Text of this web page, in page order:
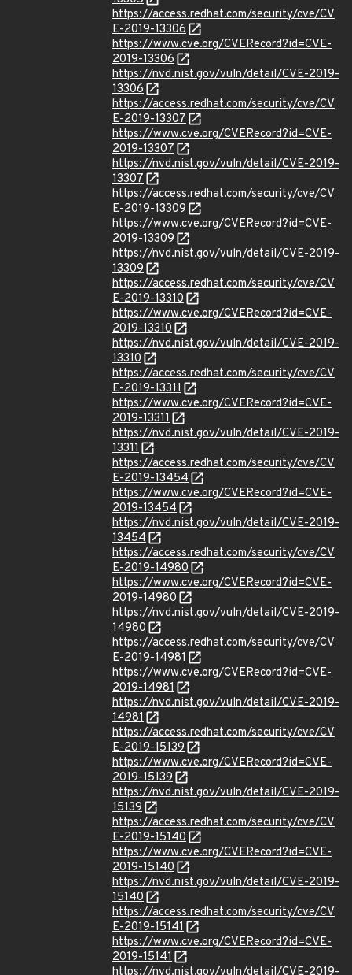
https://access.redhat.com/security/cve/CV
E-2019-13306
https://www.cve.org/CVERecord?id=CVE-
2019-13306
https://nvd.nist.gov/vuln/detail/CVE-2019-
13306
https://access.redhat.com/security/cve/CV
E-2019-13307
https://www.cve.org/CVERecord?id=CVE-
2019-13307
https://nvd.nist.gov/vuln/detail/CVE-2019-
13307
https://access.redhat.com/security/cve/CV
E-2019-13309
https://www.cve.org/CVERecord?id=CVE-
2019-13309
https://nvd.nist.gov/vuln/detail/CVE-2019-
13309
https://access.redhat.com/security/cve/CV
E-2019-13310
https://www.cve.org/CVERecord?id=CVE-
2019-13310
https://nvd.nist.gov/vuln/detail/CVE-2019-
13310
https://access.redhat.com/security/cve/CV
E-2019-13311
https://www.cve.org/CVERecord?id=CVE-
2019-13311
https://nvd.nist.gov/vuln/detail/CVE-2019-
13311
https://access.redhat.com/security/cve/CV
E-2019-13454
https://www.cve.org/CVERecord?id=CVE-
2019-13454
https://nvd.nist.gov/vuln/detail/CVE-2019-
13454
https://access.redhat.com/security/cve/CV
E-2019-14980
https://www.cve.org/CVERecord?id=CVE-
2019-14980
https://nvd.nist.gov/vuln/detail/CVE-2019-
14980
https://access.redhat.com/security/cve/CV
E-2019-14981
https://www.cve.org/CVERecord?id=CVE-
2019-14981
https://nvd.nist.gov/vuln/detail/CVE-2019-
14981
https://access.redhat.com/security/cve/CV
E-2019-15139
https://www.cve.org/CVERecord?id=CVE-
2019-15139
https://nvd.nist.gov/vuln/detail/CVE-2019-
15139
https://access.redhat.com/security/cve/CV
E-2019-15140
https://www.cve.org/CVERecord?id=CVE-
2019-15140
https://nvd.nist.gov/vuln/detail/CVE-2019-
15140
https://access.redhat.com/security/cve/CV
E-2019-15141
https://www.cve.org/CVERecord?id=CVE-
2019-15141